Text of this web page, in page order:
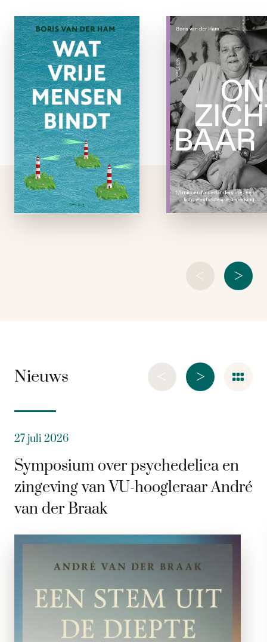
< >
Wat vrije
mensen bindt
paperback
De samenleving lijkt
steeds heen en weer
te worden getrokken
tussen de zucht naar
vrijheid en de honger
naar samenhang. In
Wat vrije mensen
bindt brengt Boris
van der Ham …
paperback
Nederland
ongeveer 1,1
mensen met een
beperking.
dit grote
blijven ze
onzichtbaar,
hun beperking
niet direct op. De
heeft moeite
Nieuws >
<
27 juli 2026
Symposium over psychedelica en
zingeving van VU-hoogleraar André
van der Braak